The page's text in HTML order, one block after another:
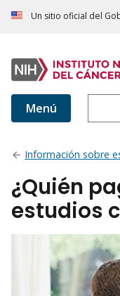
Un sitio oficial del
Menú
Información sobre
¿Quién
estudios